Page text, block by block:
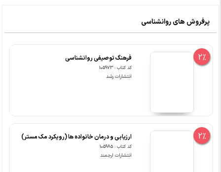
پرفروش های روانشناسی
2% فرهنگ توصیفی روانشناسی
کد کتاب : 105973
انتشارات رشد
2% ارزیابی و درمان خانواده ها (رویکرد مک مستر)
کد کتاب : 105985
انتشارات ارجمند